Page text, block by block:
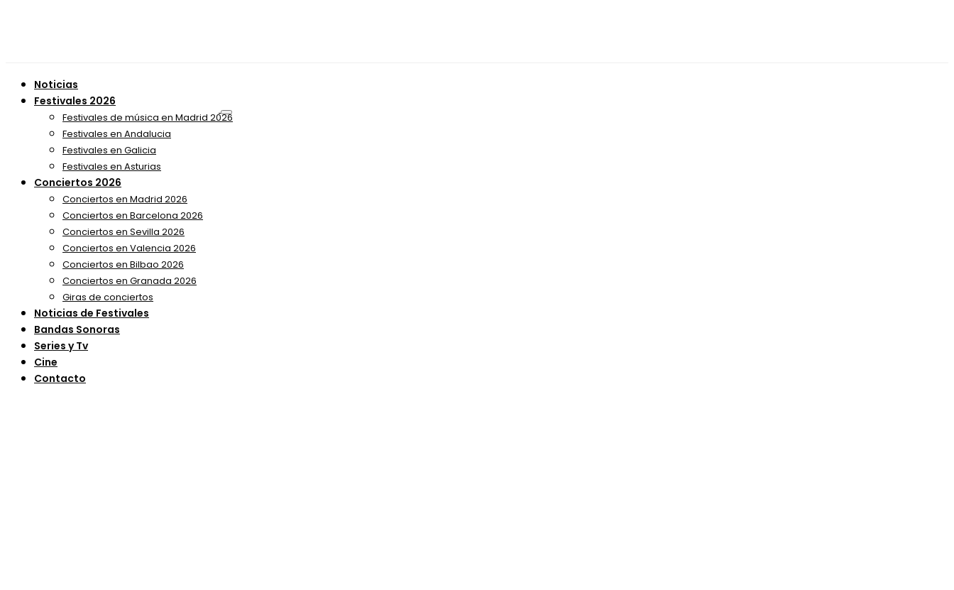
Noticias
Festivales 2026
Festivales de música en Madrid 2026
Festivales en Andalucia
Festivales en Galicia
Festivales en Asturias
Conciertos 2026
Conciertos en Madrid 2026
Conciertos en Barcelona 2026
Conciertos en Sevilla 2026
Conciertos en Valencia 2026
Conciertos en Bilbao 2026
Conciertos en Granada 2026
Giras de conciertos
Noticias de Festivales
Bandas Sonoras
Series y Tv
Cine
Contacto